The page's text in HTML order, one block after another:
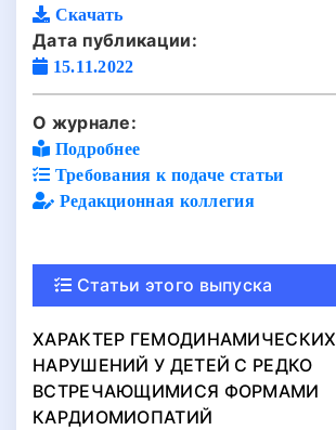
Скачать
Дата публикации:
15.11.2022
О журнале:
Подробнее
Требования к подаче статьи
Редакционная коллегия
Статьи этого выпуска
ХАРАКТЕР ГЕМОДИНАМИЧЕСКИХ
НАРУШЕНИЙ У ДЕТЕЙ С РЕДКО
ВСТРЕЧАЮЩИМИСЯ ФОРМАМИ
КАРДИОМИОПАТИЙ